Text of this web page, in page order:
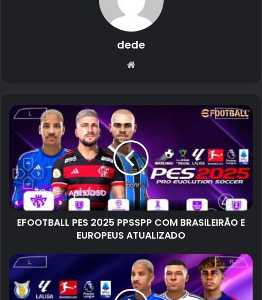
dede
Website
EFOOTBALL PES 2025 PPSSPP COM BRASILEIRÃO E
EUROPEUS ATUALIZADO